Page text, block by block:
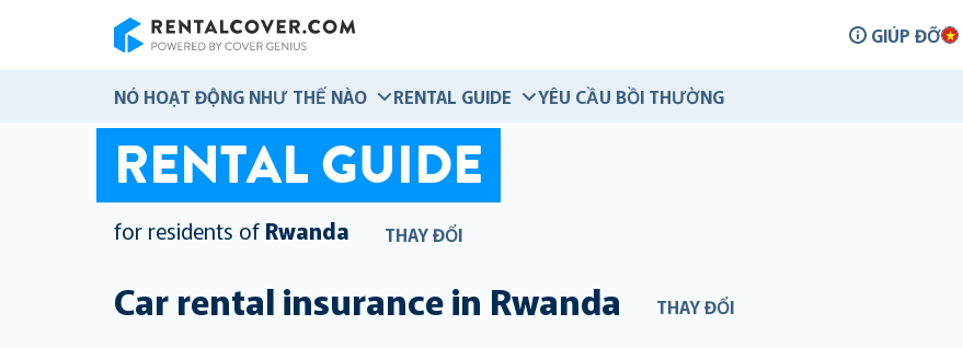
GIÚP ĐỠ
NÓ HOẠT ĐỘNG NHƯ THẾ NÀO RENTAL GUIDE YÊU CẦU BỒI THƯỜNG
RENTAL GUIDE
for residents of Rwanda THAY ĐỔI
Car rental insurance in Rwanda THAY ĐỔI